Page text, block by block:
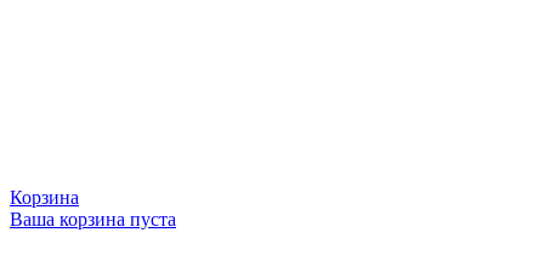
Корзина
Ваша корзина пуста